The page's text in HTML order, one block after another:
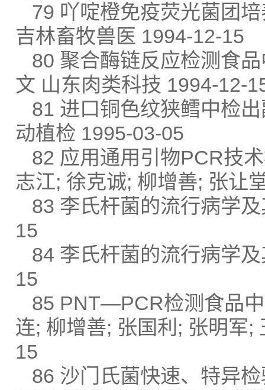
79 吖啶橙免疫荧光菌团
吉林畜牧兽医 1994-12-15
80 聚合酶链反应检测食
文 山东肉类科技 1994-12-
81 进口铜色纹狭鳕中检
动植检 1995-03-05
82 应用通用引物PCR技
志江; 徐克诚; 柳增善; 张让
83 李氏杆菌的流行病学
15
84 李氏杆菌的流行病学
15
85 PNT—PCR检测食品
连; 柳增善; 张国利; 张明军;
15
86 沙门氏菌快速、特异